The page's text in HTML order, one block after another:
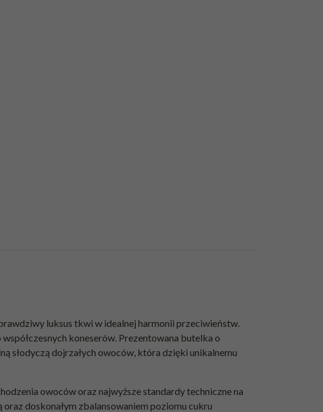
luksus tkwi w idealnej harmonii przeciwieństw.
koneserów. Prezentowana butelka o
słodyczą dojrzałych owoców, która dzięki unikalnemu
owoców oraz najwyższe standardy techniczne na
doskonałym zbalansowaniem poziomu cukru